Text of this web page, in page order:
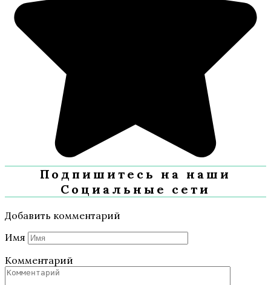
Подпишитесь на наши
Социальные сети
Добавить комментарий
Имя
Комментарий